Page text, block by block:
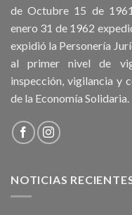
de Octubre 15 de
enero 31 de 1962
expidió la Personería
al primer nivel de
inspección, vigilancia y
de la Economía Solidaria.
NOTICIAS